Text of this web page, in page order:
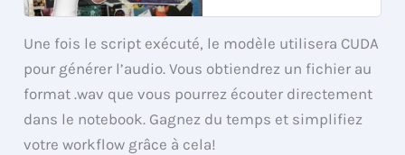
Une fois le script exécuté, le modèle utilisera CUDA
pour générer l’audio. Vous obtiendrez un fichier au
format .wav que vous pourrez écouter directement
dans le notebook. Gagnez du temps et simplifiez
votre workflow grâce à cela!